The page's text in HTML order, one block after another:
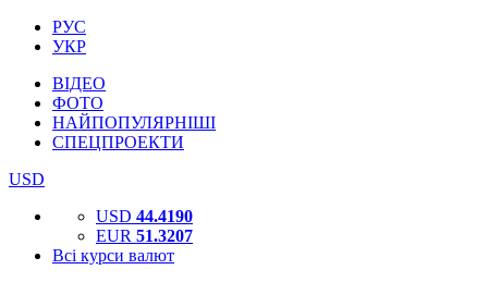
РУС
УКР
ВІДЕО
ФОТО
НАЙПОПУЛЯРНІШІ
СПЕЦПРОЕКТИ
USD
USD 44.4190
EUR 51.3207
Всі курси валют